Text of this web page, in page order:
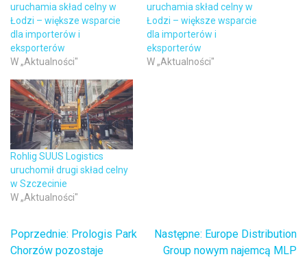
uruchamia skład celny w
Łodzi – większe wsparcie
dla importerów i
eksporterów
W „Aktualności"
uruchamia skład celny w
Łodzi – większe wsparcie
dla importerów i
eksporterów
W „Aktualności"
Rohlig SUUS Logistics
uruchomił drugi skład celny
w Szczecinie
W „Aktualności"
Nawigacja
Poprzednie: Prologis Park
Chorzów pozostaje
Następne: Europe Distribution
Group nowym najemcą MLP